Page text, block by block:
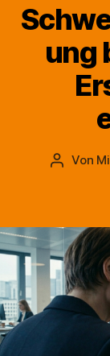
ung
Von